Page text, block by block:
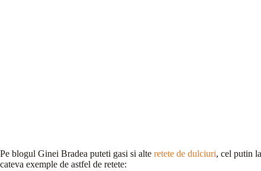
Pe blogul Ginei Bradea puteti gasi si alte retete de dulciuri, cel putin
cateva exemple de astfel de retete: